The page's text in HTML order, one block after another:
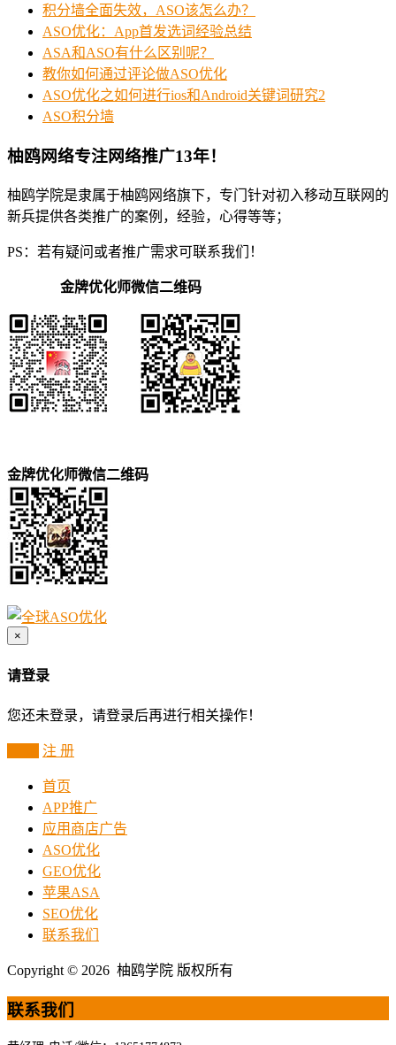
积分墙全面失效，ASO该怎么办？
ASO优化：App首发选词经验总结
ASA和ASO有什么区别呢？
教你如何通过评论做ASO优化
ASO优化之如何进行ios和Android关键词研究2
ASO积分墙
柚鸥网络专注网络推广13年！
柚鸥学院是隶属于柚鸥网络旗下，专门针对初入移动互联网的
新兵提供各类推广的案例，经验，心得等等；
PS：若有疑问或者推广需求可联系我们！
金牌优化师微信二维码
金牌优化师微信二维码
×
请登录
您还未登录，请登录后再进行相关操作！
注 册
首页
APP推广
应用商店广告
ASO优化
GEO优化
苹果ASA
SEO优化
联系我们
Copyright © 2026 柚鸥学院 版权所有
联系我们